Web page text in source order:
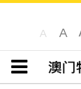
A A
目录